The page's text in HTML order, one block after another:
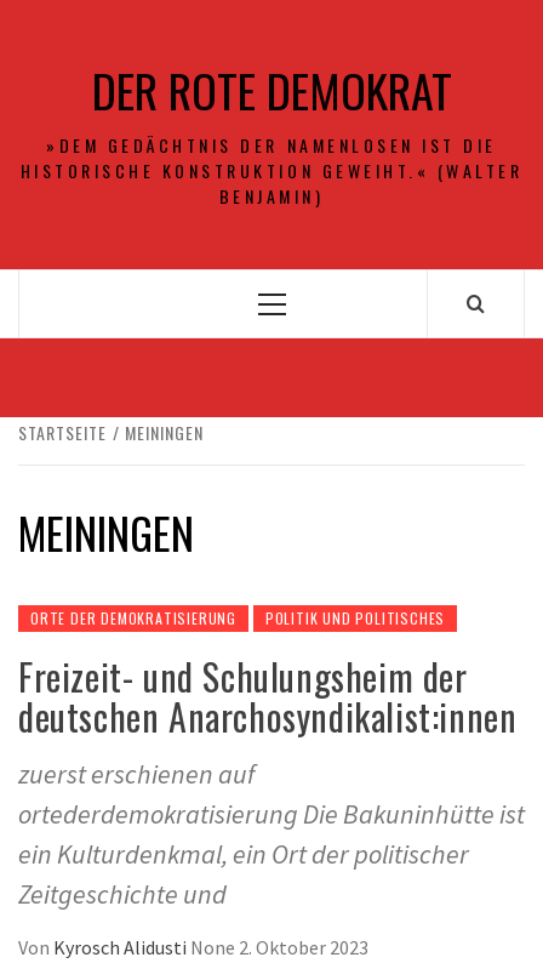
DER ROTE DEMOKRAT
»DEM GEDÄCHTNIS DER NAMENLOSEN IST DIE
HISTORISCHE KONSTRUKTION GEWEIHT.« (WALTER
BENJAMIN)
Primäres
STARTSEITE MEININGEN
MEININGEN
ORTE DER DEMOKRATISIERUNG POLITIK UND POLITISCHES
Freizeit- und Schulungsheim der
deutschen Anarchosyndikalist:innen
zuerst erschienen auf
ortederdemokratisierung Die Bakuninhütte ist
ein Kulturdenkmal, ein Ort der politischer
Zeitgeschichte und
Von Kyrosch Alidusti None 2. Oktober 2023